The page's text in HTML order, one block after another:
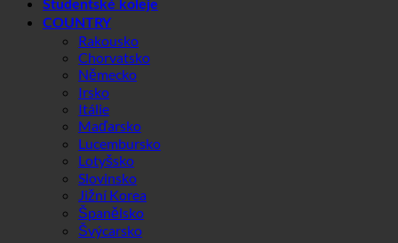
COUNTRY
Rakousko
Chorvatsko
Německo
Irsko
Itálie
Maďarsko
Lucembursko
Lotyšsko
Slovinsko
Jižní Korea
Španělsko
Švýcarsko
Spojené arabské emiráty